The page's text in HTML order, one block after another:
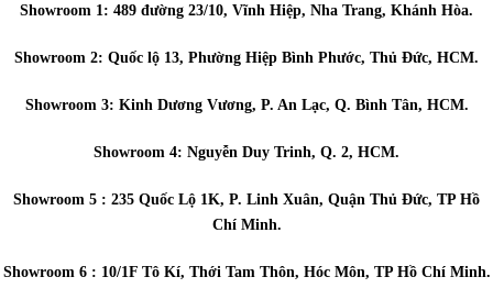
Showroom 1: 489 đường 23/10, Vĩnh Hiệp, Nha Trang, Khánh Hòa.
Showroom 2: Quốc lộ 13, Phường Hiệp Bình Phước, Thủ Đức, HCM.
Showroom 3: Kinh Dương Vương, P. An Lạc, Q. Bình Tân, HCM.
Showroom 4: Nguyễn Duy Trinh, Q. 2, HCM.
Showroom 5 : 235 Quốc Lộ 1K, P. Linh Xuân, Quận Thủ Đức, TP Hồ
Chí Minh.
Showroom 6 : 10/1F Tô Kí, Thới Tam Thôn, Hóc Môn, TP Hồ Chí Minh.